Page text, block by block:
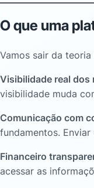
O que uma
Vamos sair da
Visibilidade real dos
visibilidade muda
Comunicação com
fundamentos.
Financeiro
acessar as